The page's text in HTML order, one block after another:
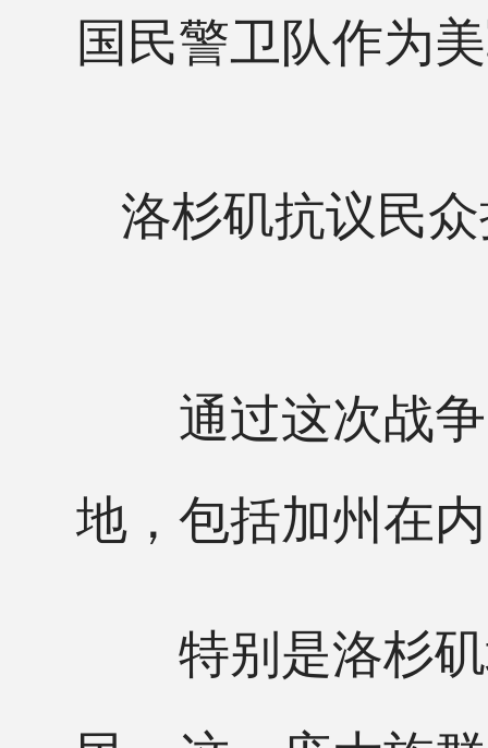
国民警卫队作为
洛杉矶抗议民
通过这次战争
地，包括加州在
特别是洛杉矶